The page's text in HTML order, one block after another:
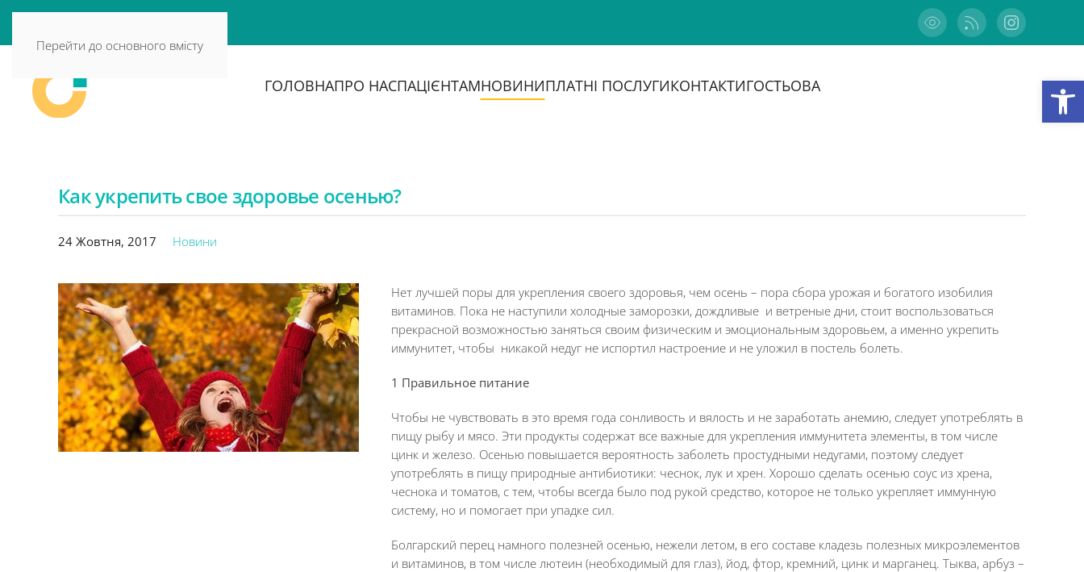
Перейти до основного вмісту
ГОЛОВНАПРО НАСПАЦІЄНТАМНОВИНИПЛАТНІ ПОСЛУГИКОНТАКТИГОСТЬОВА
Как укрепить свое здоровье осенью?
24 Жовтня, 2017 Новини
Нет лучшей поры для укрепления своего здоровья, чем осень – пора сбора урожая и богатого изобилия
витаминов. Пока не наступили холодные заморозки, дождливые и ветреные дни, стоит воспользоваться
прекрасной возможностью заняться своим физическим и эмоциональным здоровьем, а именно укрепить
иммунитет, чтобы никакой недуг не испортил настроение и не уложил в постель болеть.
1 Правильное питание
Чтобы не чувствовать в это время года сонливость и вялость и не заработать анемию, следует употреблять в
пищу рыбу и мясо. Эти продукты содержат все важные для укрепления иммунитета элементы, в том числе
цинк и железо. Осенью повышается вероятность заболеть простудными недугами, поэтому следует
употреблять в пищу природные антибиотики: чеснок, лук и хрен. Хорошо сделать осенью соус из хрена,
чеснока и томатов, с тем, чтобы всегда было под рукой средство, которое не только укрепляет иммунную
систему, но и помогает при упадке сил.
Болгарский перец намного полезней осенью, нежели летом, в его составе кладезь полезных микроэлементов
и витаминов, в том числе лютеин (необходимый для глаз), йод, фтор, кремний, цинк и марганец. Тыква, арбуз –